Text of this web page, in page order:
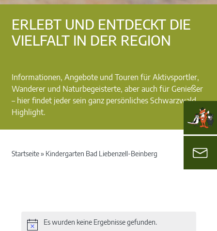
ERLEBT UND ENTDECKT DIE
VIELFALT IN DER REGION
Informationen, Angebote und Touren für Aktivsportler,
Wanderer und Naturbegeisterte, aber auch für Genießer
– hier findet jeder sein ganz persönliches Schwarzwald-
Highlight.
Startseite» Kindergarten Bad Liebenzell-Beinberg
Es wurden keine Ergebnisse gefunden.